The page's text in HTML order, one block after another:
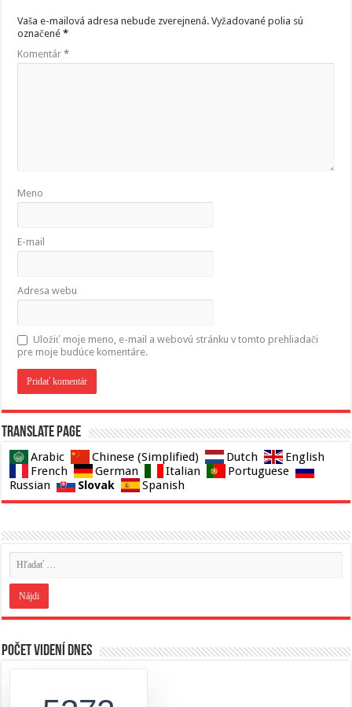
Vaša e-mailová adresa nebude zverejnená. Vyžadované polia sú
označené*
Komentár*
Meno
E-mail
Adresa webu
Uložiť moje meno, e-mail a webovú stránku v tomto prehliadači
pre moje budúce komentáre.
Translate page
Arabic Chinese (Simplified) Dutch
English
French
German Italian
Portuguese
Russian
Slovak Spanish
Počet videní dnes